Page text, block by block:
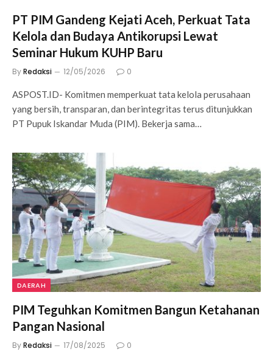
PT PIM Gandeng Kejati Aceh, Perkuat Tata
Kelola dan Budaya Antikorupsi Lewat
Seminar Hukum KUHP Baru
ByRedaksi 12/05/2026 0
ASPOST.ID- Komitmen memperkuat tata kelola perusahaan
yang bersih, transparan, dan berintegritas terus ditunjukkan
PT Pupuk Iskandar Muda (PIM). Bekerja sama…
DAERAH
PIM Teguhkan Komitmen Bangun Ketahanan
Pangan Nasional
ByRedaksi 17/08/2025 0